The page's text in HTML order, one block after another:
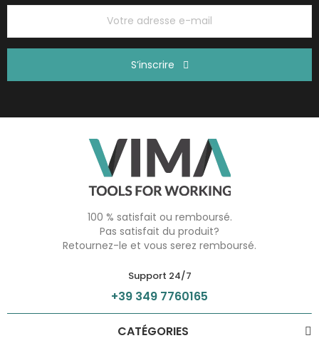
S’inscrire
100 % satisfait ou remboursé.
Pas satisfait du produit?
Retournez-le et vous serez remboursé.
Support 24/7
+39 349 7760165
CATÉGORIES